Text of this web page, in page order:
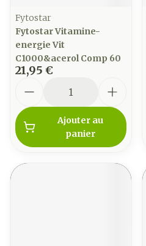
Fytostar
Fytostar Vitamine-
energie Vit
C1000&acerol Comp 60
21,95 €
Ajouter au
panier